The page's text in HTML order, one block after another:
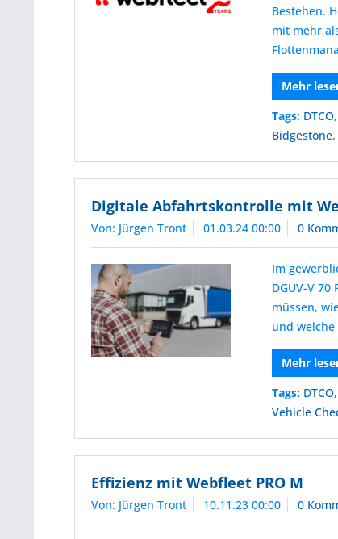
Bestehen.
mit mehr
Mehr
Tags: DTCO
Bidgestone,
Digitale Abfahrtskontrolle mit
Von: Jürgen Tront 01.03.24 00:00 0
Im
DGUV-V
müssen,
und
Mehr
Tags: DTCO
Vehicle
Effizienz mit Webfleet PRO M
Von: Jürgen Tront 10.11.23 00:00 0